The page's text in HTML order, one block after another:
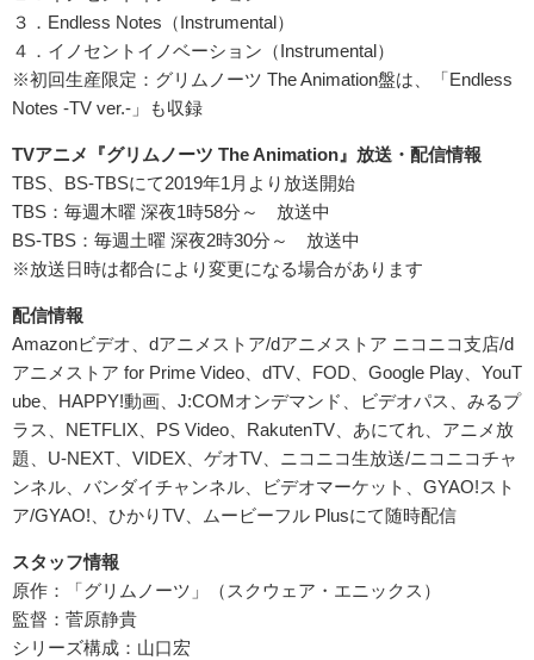
３．Endless Notes（Instrumental）
４．イノセントイノベーション（Instrumental）
※初回生産限定：グリムノーツ The Animation盤は、「Endless
Notes -TV ver.-」も収録
TVアニメ『グリムノーツ The Animation』放送・配信情報
TBS、BS-TBSにて2019年1月より放送開始
TBS：毎週木曜 深夜1時58分～ 放送中
BS-TBS：毎週土曜 深夜2時30分～ 放送中
※放送日時は都合により変更になる場合があります
配信情報
Amazonビデオ、dアニメストア/dアニメストア ニコニコ支店/d
アニメストア for Prime Video、dTV、FOD、Google Play、YouT
ube、HAPPY!動画、J:COMオンデマンド、ビデオパス、みるプ
ラス、NETFLIX、PS Video、RakutenTV、あにてれ、アニメ放
題、U-NEXT、VIDEX、ゲオTV、ニコニコ生放送/ニコニコチャ
ンネル、バンダイチャンネル、ビデオマーケット、GYAO!スト
ア/GYAO!、ひかりTV、ムービーフル Plusにて随時配信
スタッフ情報
原作：「グリムノーツ」（スクウェア・エニックス）
監督：菅原静貴
シリーズ構成：山口宏